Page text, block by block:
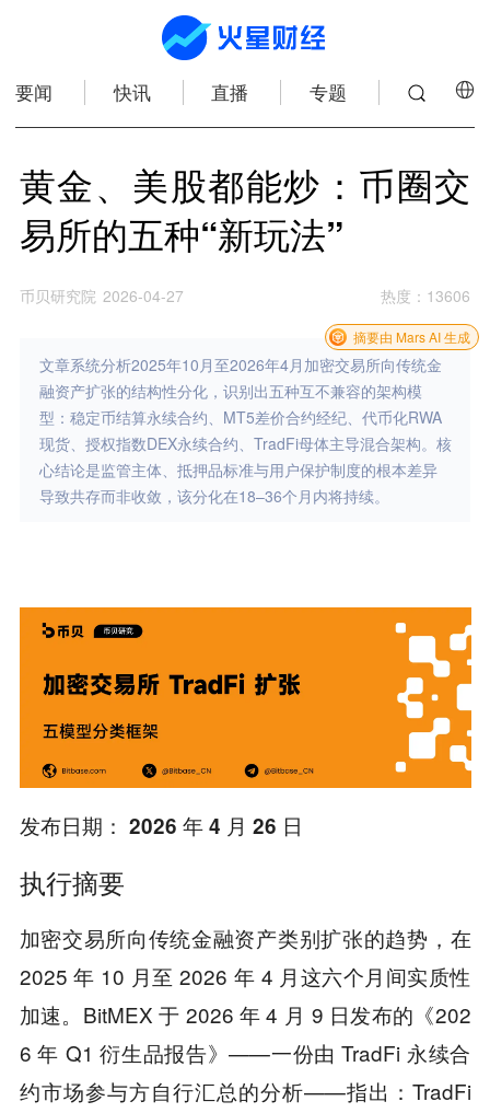
要闻 快讯 直播 专题
黄金、美股都能炒：币圈交
易所的五种“新玩法”
币贝研究院 2026-04-27 热度 ： 13606
文章系统分析2025年10月至2026年4月加密交易所向传统金
融资产扩张的结构性分化，识别出五种互不兼容的架构模
型：稳定币结算永续合约、MT5差价合约经纪、代币化RWA
现货、授权指数DEX永续合约、TradFi母体主导混合架构。核
心结论是监管主体、抵押品标准与用户保护制度的根本差异
导致共存而非收敛，该分化在18–36个月内将持续。
摘要由 Mars AI 生成
发布日期： 2026 年 4 月 26 日
执行摘要
加密交易所向传统金融资产类别扩张的趋势，在
2025 年 10 月至 2026 年 4 月这六个月间实质性
加速。BitMEX 于 2026 年 4 月 9 日发布的《202
6 年 Q1 衍生品报告》——一份由 TradFi 永续合
约市场参与方自行汇总的分析——指出：TradFi